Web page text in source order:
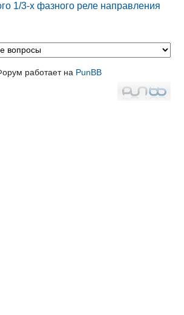
1/3-х фазного реле направления
работает на PunBB